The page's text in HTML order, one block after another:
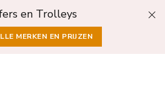
en Trolleys
MERKEN EN PRIJZEN